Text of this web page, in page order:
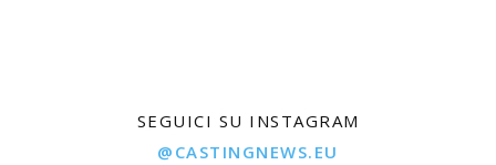
SEGUICI SU INSTAGRAM
@CASTINGNEWS.EU